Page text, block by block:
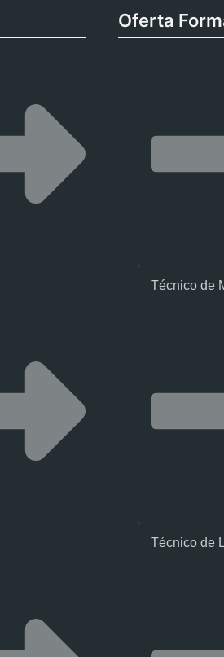
Oferta
Técnico de
Técnico de